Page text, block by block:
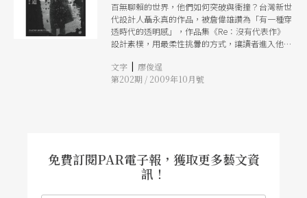
百無聊賴的世界，他們如何突破與衝撞？台灣新世
代設計人聶永真的作品，被詹偉雄讚為「有一種穿
透時代的透明感」，作品集《Re：沒有代表作》
設計素樸，用最柔性挑釁的方式，讓讀者進入他從
山大道，以強烈黑白照片風格，表現都市人孤獨冷
漠但又契求與人建立聯繫的心情，《犬的記憶》是
文字 | 廖俊逞
第202期 / 2009年10月號
免費訂閱PAR電子報，獲取更多藝文資
訊！